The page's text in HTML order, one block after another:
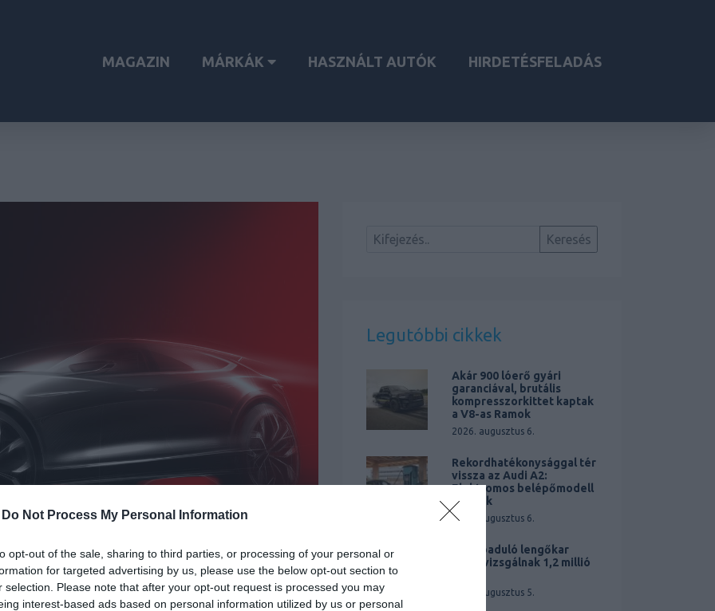
Do Not Process My Personal Information
opt-out of the sale, sharing to third parties, or processing of your personal or
for targeted advertising by us, please use the below opt-out section to
selection. Please note that after your opt-out request is processed you may
interest-based ads based on personal information utilized by us or personal
MAGAZIN MÁRKÁK HASZNÁLT AUTÓK HIRDETÉSFELADÁS
Legutóbbi cikkek
Akár 900 lóerő gyári
garanciával, brutális
kompresszorkittet kaptak
a V8-as Ramok
2026. augusztus 6.
Rekordhatékonysággal tér
vissza az Audi A2:
Elektromos belépőmodell
érkezik
2026. augusztus 6.
Elszabaduló lengőkar
miatt vizsgálnak 1,2 millió
2026. augusztus 5.